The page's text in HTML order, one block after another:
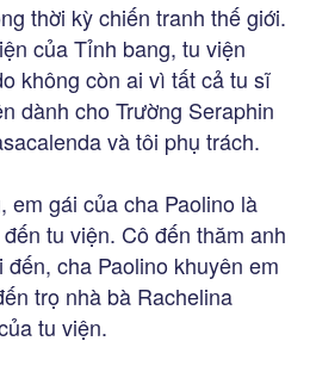
thời kỳ chiến tranh thế giới.
của Tỉnh bang, tu viện
không còn ai vì tất cả tu sĩ
dành cho Trường Seraphin
và tôi phụ trách.
em gái của cha Paolino là
tu viện. Cô đến thăm anh
cha Paolino khuyên em
trọ nhà bà Rachelina
tu viện.